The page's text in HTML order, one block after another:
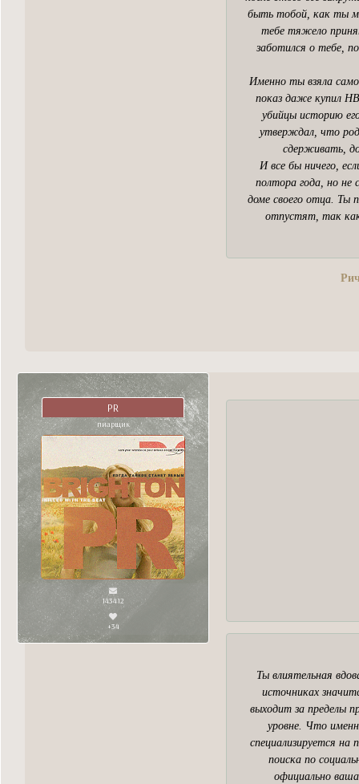
быть тобой, как ты
тебе тяжело
заботился о тебе,
Именно ты взяла
показ даже купил
убийцы историю
утверждал, что
сдерживать,
И все бы ничего,
полтора года, но не
доме своего отца. Ты
отпустят, так
PR
пиарщик
143412
+34
Ты влиятельная
источниках
выходит за пределы
уровне. Что
специализируется на
поиска по
официально